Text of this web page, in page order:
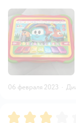
06 февраля 2023 ·
Рейтинг:3